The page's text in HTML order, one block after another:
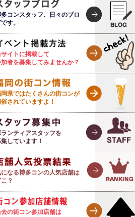
コンスタッフ、日々のブロ
す。
イトに掲載して
者を募集してみませんか？
県ではたくさんの街コンが
されていますよ！
ンティアスタッフを
しています！
なる博多コンの人気店舗は
？
の街コン参加店舗は